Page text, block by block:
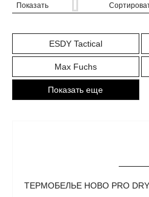
Показать
ESDY Tactical
Max Fuchs
Показать еще
ТЕРМОБЕЛЬЕ HOBO PRO